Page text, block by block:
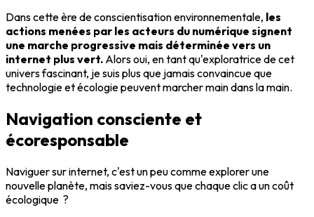
Dans cette ère de conscientisation environnementale, les
actions menées par les acteurs du numérique signent
une marche progressive mais déterminée vers un
internet plus vert. Alors oui, en tant qu'exploratrice de cet
univers fascinant, je suis plus que jamais convaincue que
technologie et écologie peuvent marcher main dans la main.
Navigation consciente et
écoresponsable
Naviguer sur internet, c'est un peu comme explorer une
nouvelle planète, mais saviez-vous que chaque clic a un coût
écologique ?